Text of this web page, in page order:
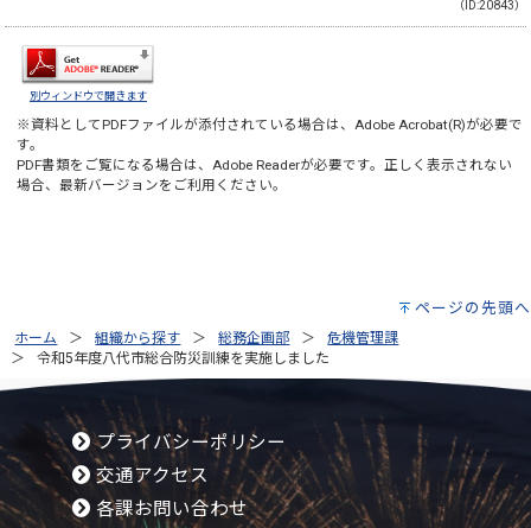
（ID:20843）
別ウィンドウで開きます
※資料としてPDFファイルが添付されている場合は、Adobe Acrobat(R)が必要で
す。
PDF書類をご覧になる場合は、Adobe Readerが必要です。正しく表示されない
場合、最新バージョンをご利用ください。
ページの先頭へ
ホーム 組織から探す 総務企画部
危機管理課
令和5年度八代市総合防災訓練を実施しました
プライバシーポリシー
交通アクセス
各課お問い合わせ